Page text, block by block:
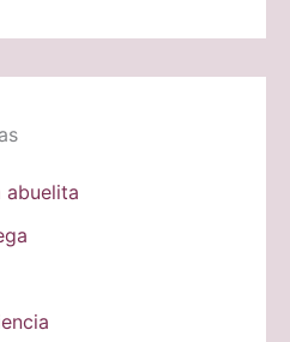
abuelita